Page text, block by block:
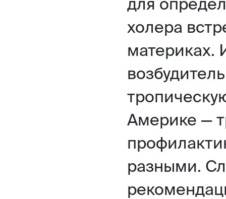
для
холера
материках.
Америке —
разными.